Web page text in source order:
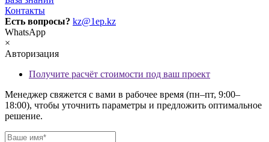
Контакты
Есть вопросы? kz@1ep.kz
WhatsApp
×
Авторизация
Получите расчёт стоимости под ваш проект
Менеджер свяжется с вами в рабочее время (пн–пт, 9:00–
18:00), чтобы уточнить параметры и предложить оптимальное
решение.